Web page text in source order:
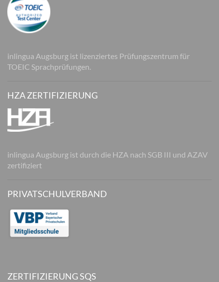
inlingua Augsburg ist lizenziertes Prüfungszentrum für
TOEIC Sprachprüfungen.
HZA ZERTIFIZIERUNG
inlingua Augsburg ist durch die HZA nach SGB III und AZAV
zertifiziert
PRIVATSCHULVERBAND
ZERTIFIZIERUNG SQS